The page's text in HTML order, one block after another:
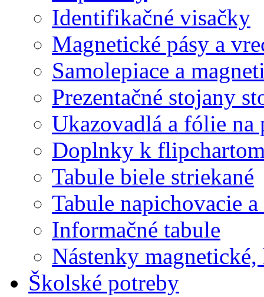
Identifikačné visačky
Magnetické pásy a
Samolepiace a
Prezentačné stojany
Ukazovadlá a fólie na
Doplnky k
Tabule biele striekané
Tabule napichovacie
Informačné tabule
Nástenky
Školské potreby